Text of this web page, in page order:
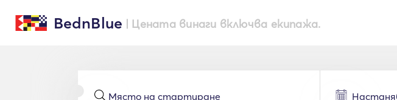
BednBlue | Цената винаги включва екипажа.